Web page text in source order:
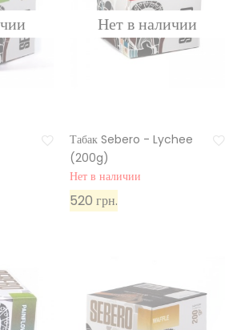
Табак Sebero - Lychee
(200g)
Нет в наличии
520 грн.